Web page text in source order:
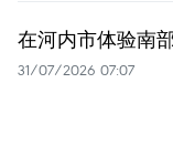
在河内市体验南
31/07/2026 07:07